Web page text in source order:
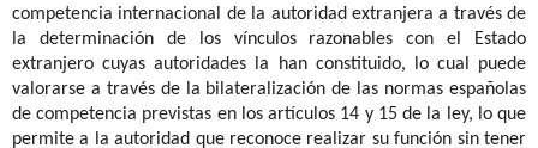
competencia internacional de la autoridad extranjera a través de
la determinación de los vínculos razonables con el Estado
extranjero cuyas autoridades la han constituido, lo cual puede
valorarse a través de la bilateralización de las normas españolas
de competencia previstas en los artículos 14 y 15 de la ley, lo que
permite a la autoridad que reconoce realizar su función sin tener